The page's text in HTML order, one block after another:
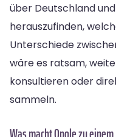
über Deutschland
herauszufinden,
Unterschiede
wäre es ratsam,
konsultieren oder
sammeln.